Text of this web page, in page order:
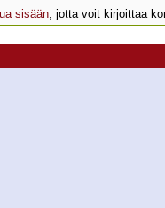
sisään, jotta voit kirjoittaa